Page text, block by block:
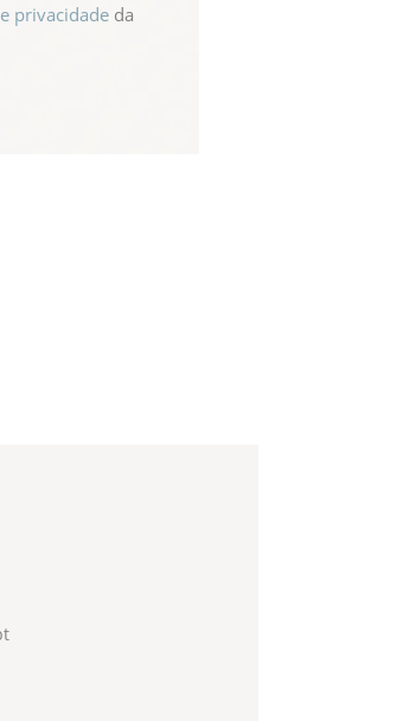
privacidade da